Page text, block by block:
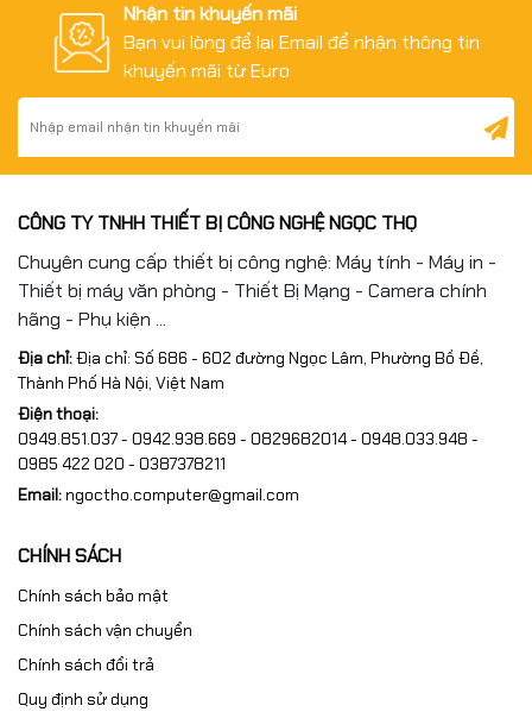
Nhận tin khuyến mãi
Bạn vui lòng để lại Email để nhận thông tin
khuyến mãi từ Euro
CÔNG TY TNHH THIẾT BỊ CÔNG NGHỆ NGỌC THỌ
Chuyên cung cấp thiết bị công nghệ: Máy tính - Máy in -
Thiết bị máy văn phòng - Thiết Bị Mạng - Camera chính
hãng - Phụ kiện ...
Địa chỉ:Địa chỉ: Số 686 - 602 đường Ngọc Lâm, Phường Bồ Đề,
Thành Phố Hà Nội, Việt Nam
Điện thoại:
0949.851.037 - 0942.938.669 - 0829682014 - 0948.033.948 -
0985 422 020 - 0387378211
Email:ngoctho.computer@gmail.com
CHÍNH SÁCH
Chính sách bảo mật
Chính sách vận chuyển
Chính sách đổi trả
Quy định sử dụng